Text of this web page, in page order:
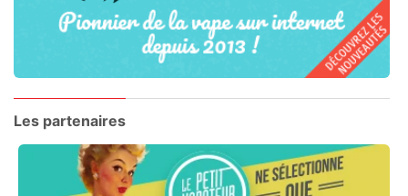
Les partenaires